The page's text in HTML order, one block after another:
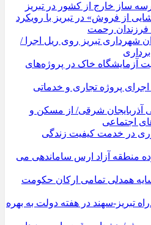
‌ساز خارج از کشور در تبریز
از فروش» در تبریز با رویکرد
فرزندان رحمت
شهرداری تبریز روی ریل اجرا /
آزمایشگاه خاک در پروژه‌های
اجرای پروژه تجاری و خدماتی
آذربایجان شرقی/ از مسکن و
اجتماعی
در خدمت کیفیت زندگی
منطقه آزاد ارس ساماندهی می
همدلی تمامی ارکان حکومت
تبریز-سهند در هفته دولت به بهره